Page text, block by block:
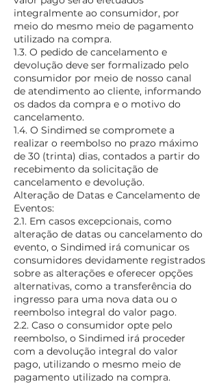
integralmente ao consumidor, por
meio do mesmo meio de pagamento
utilizado na compra.
1.3. O pedido de cancelamento e
devolução deve ser formalizado pelo
consumidor por meio de nosso canal
de atendimento ao cliente, informando
os dados da compra e o motivo do
cancelamento.
1.4. O Sindimed se compromete a
realizar o reembolso no prazo máximo
de 30 (trinta) dias, contados a partir do
recebimento da solicitação de
cancelamento e devolução.
Alteração de Datas e Cancelamento de
Eventos:
2.1. Em casos excepcionais, como
alteração de datas ou cancelamento do
evento, o Sindimed irá comunicar os
consumidores devidamente registrados
sobre as alterações e oferecer opções
alternativas, como a transferência do
ingresso para uma nova data ou o
reembolso integral do valor pago.
2.2. Caso o consumidor opte pelo
reembolso, o Sindimed irá proceder
com a devolução integral do valor
pago, utilizando o mesmo meio de
pagamento utilizado na compra.